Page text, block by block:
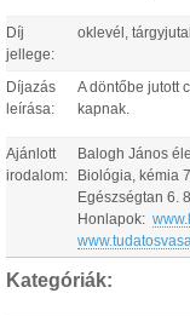
Díj
jellege:
oklevél,
Díjazás
leírása:
A döntőbe jutott
kapnak.
Ajánlott
irodalom:
Balogh János
Biológia, kémia
Egészségtan 6.
Honlapok:
Kategóriák: